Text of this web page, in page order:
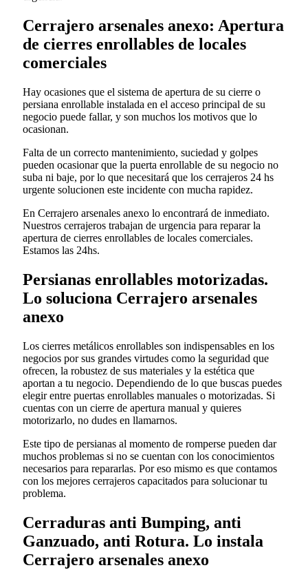
Cerrajero arsenales anexo: Apertura
de cierres enrollables de locales
comerciales
Hay ocasiones que el sistema de apertura de su cierre o
persiana enrollable instalada en el acceso principal de su
negocio puede fallar, y son muchos los motivos que lo
ocasionan.
Falta de un correcto mantenimiento, suciedad y golpes
pueden ocasionar que la puerta enrollable de su negocio no
suba ni baje, por lo que necesitará que los cerrajeros 24 hs
urgente solucionen este incidente con mucha rapidez.
En Cerrajero arsenales anexo lo encontrará de inmediato.
Nuestros cerrajeros trabajan de urgencia para reparar la
apertura de cierres enrollables de locales comerciales.
Estamos las 24hs.
Persianas enrollables motorizadas.
Lo soluciona Cerrajero arsenales
anexo
Los cierres metálicos enrollables son indispensables en los
negocios por sus grandes virtudes como la seguridad que
ofrecen, la robustez de sus materiales y la estética que
aportan a tu negocio. Dependiendo de lo que buscas puedes
elegir entre puertas enrollables manuales o motorizadas. Si
cuentas con un cierre de apertura manual y quieres
motorizarlo, no dudes en llamarnos.
Este tipo de persianas al momento de romperse pueden dar
muchos problemas si no se cuentan con los conocimientos
necesarios para repararlas. Por eso mismo es que contamos
con los mejores cerrajeros capacitados para solucionar tu
problema.
Cerraduras anti Bumping, anti
Ganzuado, anti Rotura. Lo instala
Cerrajero arsenales anexo